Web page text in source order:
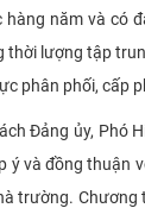
năm và
lượng tập
phân phối, cấp
Đảng ủy,
và đồng
trường.